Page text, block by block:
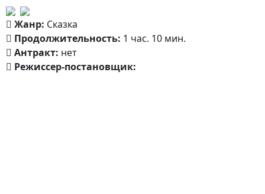
Жанр: Сказка
Продолжительность: 1 час. 10 мин.
Антракт: нет
Режиссер-постановщик: